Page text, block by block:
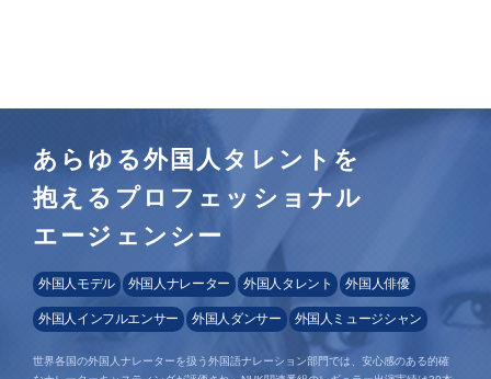
あらゆる外国人タレントを
抱えるプロフェッショナル
エージェンシー
外国人モデル 外国人ナレーター 外国人タレント 外国人俳優
外国人インフルエンサー 外国人ダンサー 外国人ミュージシャン
世界各国の外国人ナレーターを扱う外国語ナレーション部門では、安心感のある的確